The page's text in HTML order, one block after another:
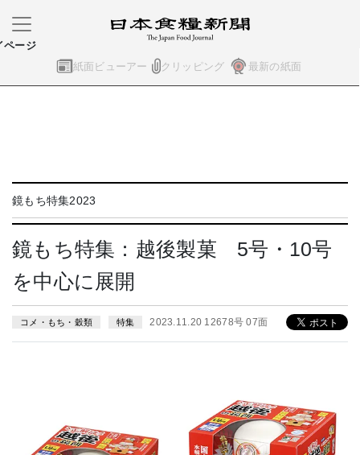
紙面ビューアー クリッピング 最新の紙面
ページ
鏡もち特集2023
鏡もち特集：越後製菓 5号・10号
を中心に展開
コメ・もち・穀類 特集 2023.11.20 12678号 07面